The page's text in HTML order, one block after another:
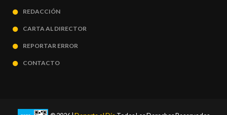
REDACCIÓN
CARTA AL DIRECTOR
REPORTAR ERROR
CONTACTO